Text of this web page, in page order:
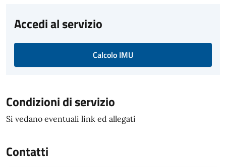
Accedi al servizio
Calcolo IMU
Condizioni di servizio
Si vedano eventuali link ed allegati
Contatti